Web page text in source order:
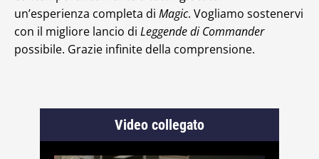
un’esperienza completa di Magic. Vogliamo sostenervi
con il migliore lancio di Leggende di Commander
possibile. Grazie infinite della comprensione.
Video collegato